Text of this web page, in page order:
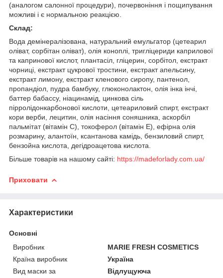
(аналогом салонної процедури), почервоніння і пощипування
можливі і є нормальною реакцією.
Склад:
Вода демінералізована, натуральний емульгатор (цетеарил
оліват, сорбітан оліват), олія коноплі, тригліцериди каприлової
та капринової кислот, плантасіл, гліцерин, сорбітол, екстракт
чорниці, екстракт цукрової тростини, екстракт апельсину,
екстракт лимону, екстракт кленового сиропу, пантенол,
пропандіол, пудра бамбуку, глюконолактон, олія інка інчі,
баттер бабассу, ніацинамід, цинкова сіль
пірролідонкарбонової кислоти, цетеариловий спирт, екстракт
кори верби, лецитин, олія насіння соняшника, аскорбіл
пальмітат (вітамін С), токоферол (вітамін Е), ефірна олія
розмарину, алантоїн, ксантанова камідь, бензиловий спирт,
бензойна кислота, дегідроацетова кислота.
Більше товарів на нашому сайті: https://madeforlady.com.ua/
Приховати
Характеристики
Основні
Виробник
MARIE FRESH COSMETICS
Країна виробник
Україна
Вид маски за
Відлущуюча